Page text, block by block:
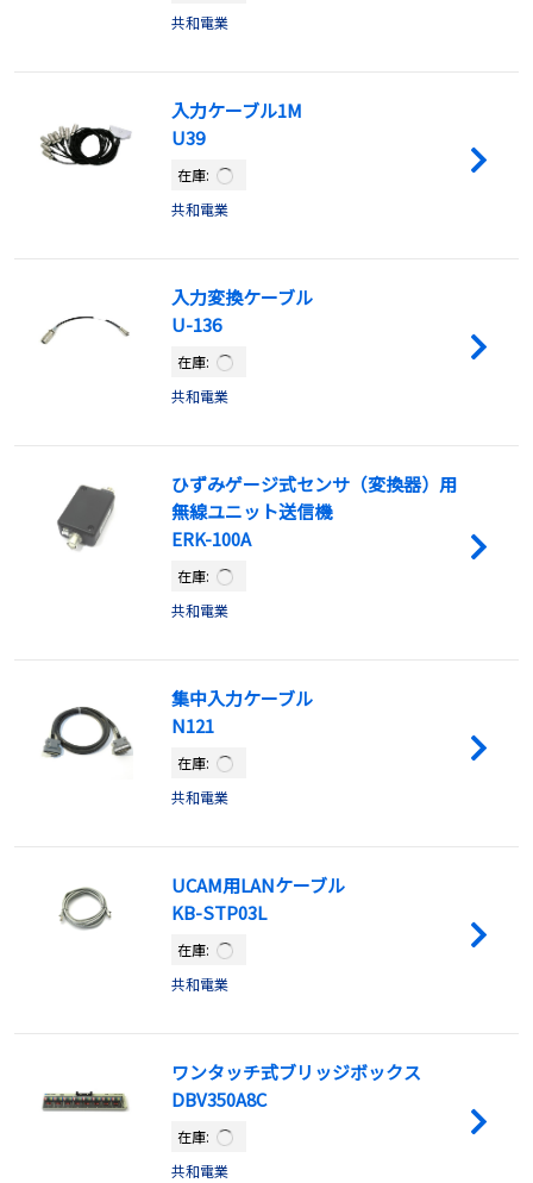
共和電業
入力ケーブル1M
U39
在庫:
共和電業
入力変換ケーブル
U-136
在庫:
共和電業
ひずみゲージ式センサ（変換器）用
無線ユニット送信機
ERK-100A
在庫:
共和電業
集中入力ケーブル
N121
在庫:
共和電業
UCAM用LANケーブル
KB-STP03L
在庫:
共和電業
ワンタッチ式ブリッジボックス
DBV350A8C
在庫:
共和電業